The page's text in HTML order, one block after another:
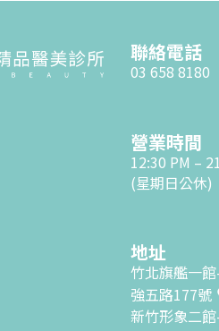
聯絡電話
03 658 8180
營業時間
12:30 PM –
(星期日公休)
地址
竹北旗艦一
強五路177號
新竹形象二